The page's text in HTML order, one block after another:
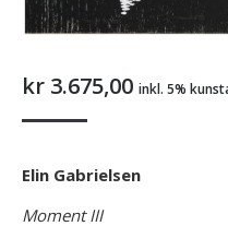
kr 3.675,00 inkl. 5%
Elin Gabrielsen
Moment III